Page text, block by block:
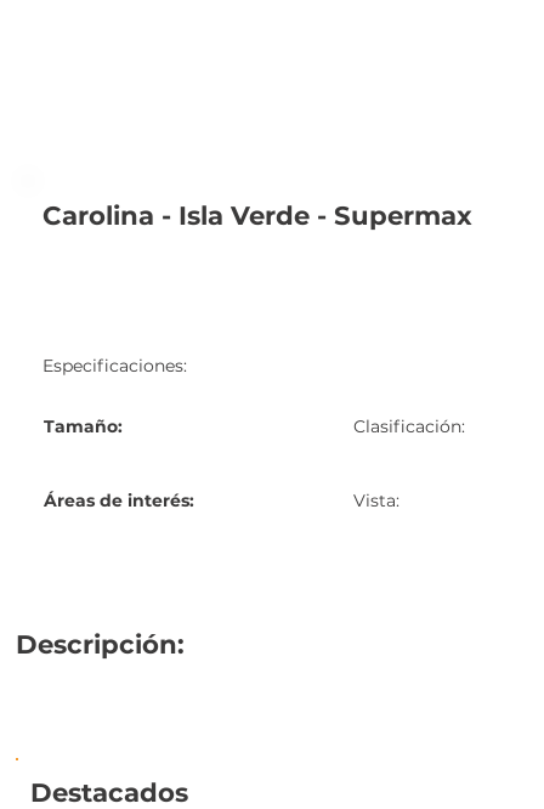
Descripción:
Destacados
Carolina - Isla Verde - Supermax
Especificaciones:
Tamaño: Clasificación:
Áreas de interés: Vista: